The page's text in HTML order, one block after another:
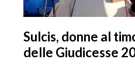
Sulcis, donne al
delle Giudicesse